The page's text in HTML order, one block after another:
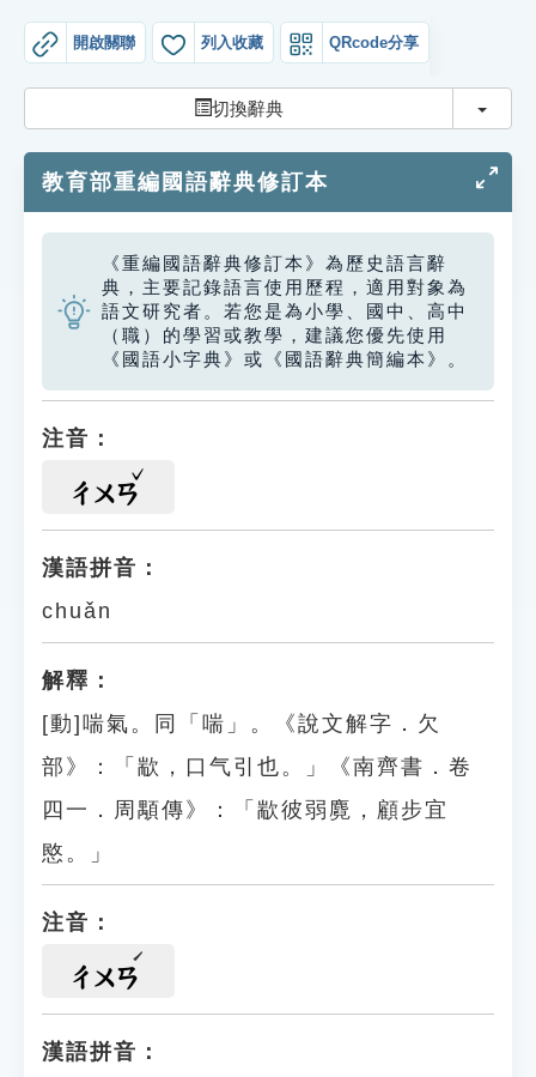
遊戲專區
教學應用
貓頭鷹博士
開啟關聯 列入收藏 QRcode分享
切換辭典 切換
教育部重編國語辭典修訂本
《重編國語辭典修訂本》為歷史語言辭
典，主要記錄語言使用歷程，適用對象為
語文研究者。若您是為小學、國中、高中
（職）的學習或教學，建議您優先使用
《國語小字典》或《國語辭典簡編本》。
注音：
ㄔㄨㄢ
漢語拼音：
chuǎn
解釋：
[動]喘氣。同「喘」。《說文解字．欠
部》：「歂，口气引也。」《南齊書．卷
四一．周顒傳》：「歂彼弱麑，顧步宜
愍。」
注音：
ㄔㄨㄢ
漢語拼音：